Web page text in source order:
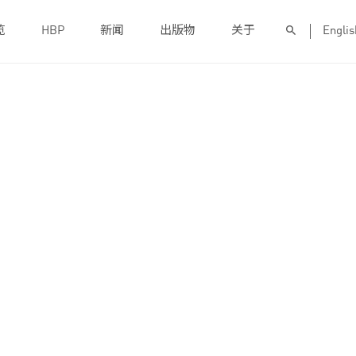
HBP 新闻 出版物 关于